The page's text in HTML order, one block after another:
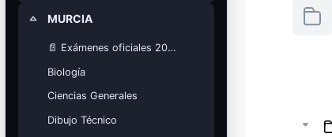
BloquesCalendario
académico
Festivos, vacaciones y fechas
Colapsar
MURCIA
📄 Exámenes oficiales 2025
Biología
Ciencias Generales
Dibujo Técnico